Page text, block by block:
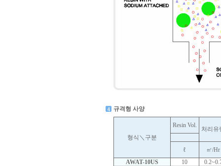
규격형 사양
형식＼구분
Resin Vol.
처리유
ℓ
㎥/Hr
AWAT-10US
10